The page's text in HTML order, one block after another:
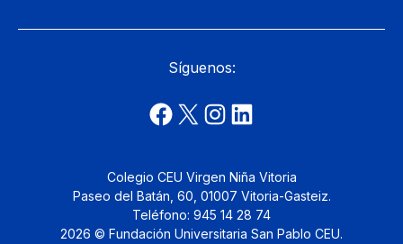
Síguenos:
Colegio CEU Virgen Niña Vitoria
Paseo del Batán, 60, 01007 Vitoria-Gasteiz.
Teléfono: 945 14 28 74
2026 © Fundación Universitaria San Pablo CEU.